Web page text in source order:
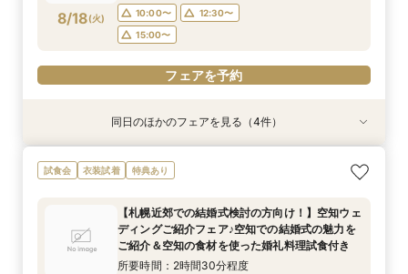
フェアを予約
フェアを予約
フェアを予約
8/18(火) 10:00〜
12:30〜
15:00〜
フェアを予約
衣装試着 特典あり
8/18(火
【一日一組限定】憧れへの第一歩☆試着体験で大
変身！プリンセス体験フェア♡
10:00〜
12:30〜
15:00〜
衣装試着 特典あり
8/18(火
【ご家族とご一緒に♪】はじめてでも安心☆ダン
ドリ丸ごと相談会
10:00〜
12:30〜
15:00〜
8/18(火
【遠方にお住いの方必見】オンライン×フォト
ウェディング相談フェア♪
10:00〜
13:00〜
16:00〜
衣装試着 特典あり
8/18(火
【時を越えて受け継がれる美しさ】厳かな神殿で
叶える、最高峰の神前式
10:00〜
12:30〜
15:00〜
同日のほかのフェアを見る（4件）
試食会 衣装試着 特典あり
【札幌近郊での結婚式検討の方向け！】空知ウェ
ディングご紹介フェア♪空知での結婚式の魅力を
ご紹介＆空知の食材を使った婚礼料理試食付き
所要時間：2時間30分程度